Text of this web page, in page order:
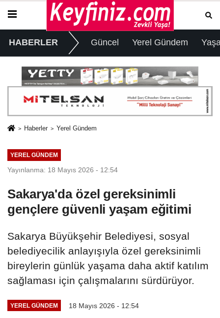
HABERLER Güncel Yerel Gündem
Haberler Yerel Gündem
YEREL GÜNDEM
Yayınlanma: 18 Mayıs 2026 - 12:54
Sakarya'da özel gereksinimli
gençlere güvenli yaşam eğitimi
Sakarya Büyükşehir Belediyesi, sosyal
belediyecilik anlayışıyla özel gereksinimli
bireylerin günlük yaşama daha aktif katılım
sağlaması için çalışmalarını sürdürüyor.
YEREL GÜNDEM 18 Mayıs 2026 - 12:54